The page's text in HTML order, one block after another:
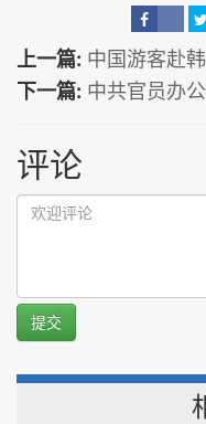
上一篇: 中国游客赴
下一篇: 中共官员办
评论
提交